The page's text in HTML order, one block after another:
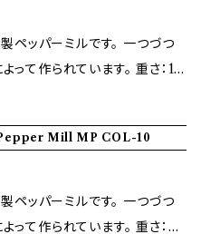
ペッパーミルです。 一つづつ
作られています。 重さ：13
Mill MP COL-10
ペッパーミルです。 一つづつ
作られています。 重さ：20